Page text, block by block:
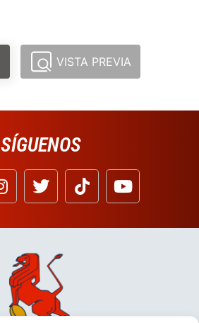
VISTA PREVIA
SÍGUENOS